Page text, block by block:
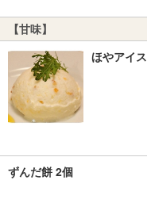
【甘味】
ほやアイス
ずんだ餅 2個